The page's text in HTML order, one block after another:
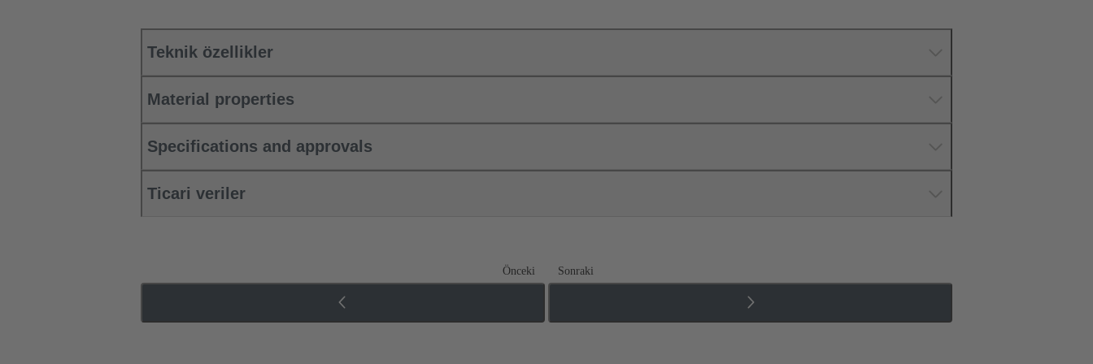
Teknik özellikler
Material properties
Specifications and approvals
Ticari veriler
Önceki Sonraki